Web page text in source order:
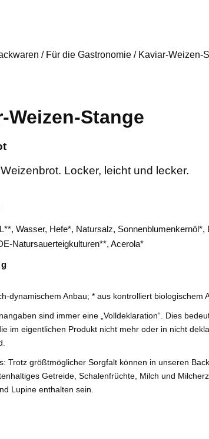
/ Für die Gastronomie / Kaviar-Weizen-
Weizen-Stange
Locker, leicht und lecker.
Wasser, Hefe*, Natursalz,
Natursauerteigkulturen**, Acerola*
dynamischem Anbau; * aus kontrolliert biologischem
sind immer eine „Volldeklaration“. Dies
im eigentlichen Produkt nicht mehr oder in nicht
Trotz größtmöglicher Sorgfalt können in unseren
Getreide, Schalenfrüchte, Milch und
Lupine enthalten sein.